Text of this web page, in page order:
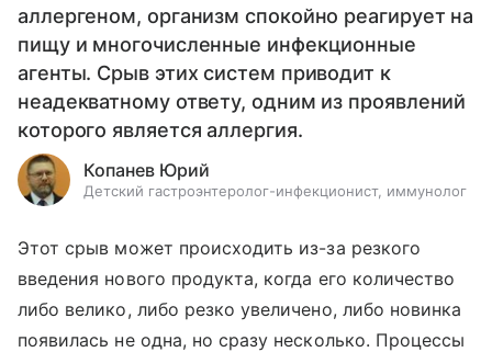
аллергеном, организм спокойно реагирует на
пищу и многочисленные инфекционные
агенты. Срыв этих систем приводит к
неадекватному ответу, одним из проявлений
которого является аллергия.
Копанев Юрий
Детский гастроэнтеролог-инфекционист, иммунолог
Этот срыв может происходить из-за резкого
введения нового продукта, когда его количество
либо велико, либо резко увеличено, либо новинка
появилась не одна, но сразу несколько. Процессы